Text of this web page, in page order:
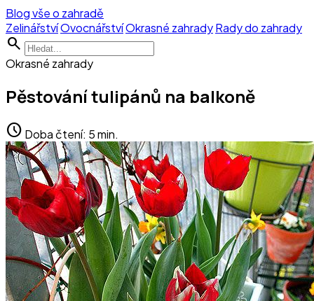
Blog vše o zahradě
ZelinářstvíOvocnářstvíOkrasné zahradyRady do zahrady
search
Okrasné zahrady
Pěstování tulipánů na balkoně
schedule Doba čtení: 5 min.